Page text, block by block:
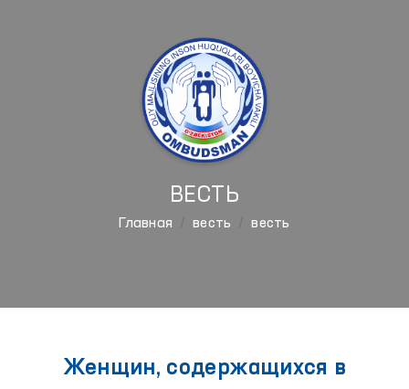
ВЕСТЬ
Главная весть весть
Женщин, содержащихся в